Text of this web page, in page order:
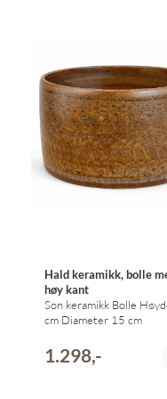
Hald keramikk, bolle
høy kant
Son keramikk Bolle Høyde 10
cm Diameter 15 cm
1.298,-